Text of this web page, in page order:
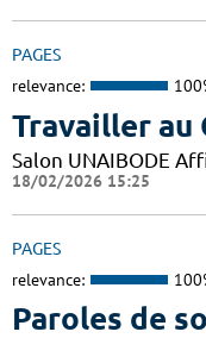
PAGES
relevance:
Travailler au
Salon UNAIBODE
18/02/2026 15:25
PAGES
relevance:
Paroles de